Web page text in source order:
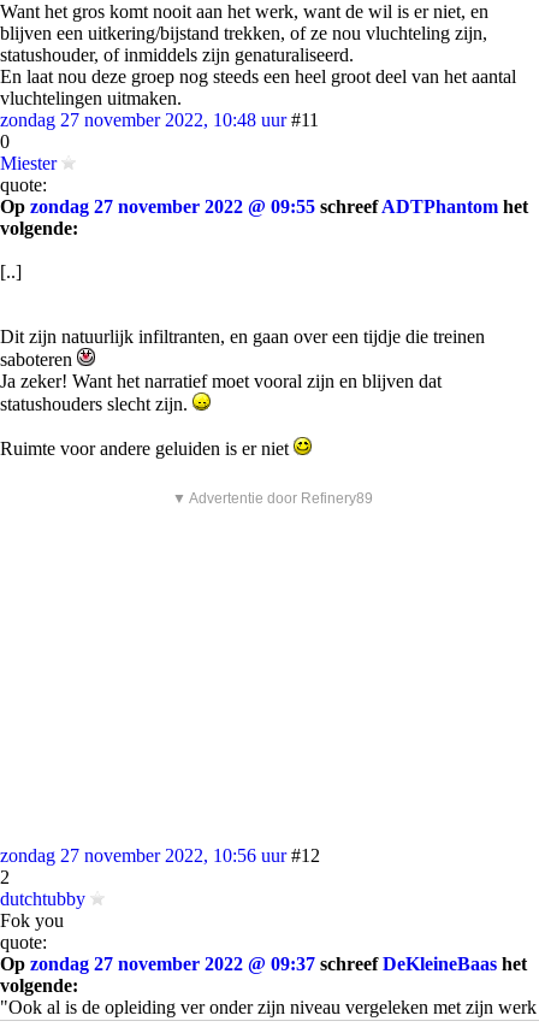
Want het gros komt nooit aan het werk, want de wil is er niet, en
blijven een uitkering/bijstand trekken, of ze nou vluchteling zijn,
statushouder, of inmiddels zijn genaturaliseerd.
En laat nou deze groep nog steeds een heel groot deel van het aantal
vluchtelingen uitmaken.
zondag 27 november 2022, 10:48 uur #11
0
Miester
quote:
Op zondag 27 november 2022 @ 09:55 schreefADTPhantom het
volgende:
[..]
Dit zijn natuurlijk infiltranten, en gaan over een tijdje die treinen
saboteren
Ja zeker! Want het narratief moet vooral zijn en blijven dat
statushouders slecht zijn.
Ruimte voor andere geluiden is er niet
▼ Advertentie door Refinery89
zondag 27 november 2022, 10:56 uur #12
2
dutchtubby
Fok you
quote:
Op zondag 27 november 2022 @ 09:37 schreefDeKleineBaas het
volgende:
"Ook al is de opleiding ver onder zijn niveau vergeleken met zijn werk